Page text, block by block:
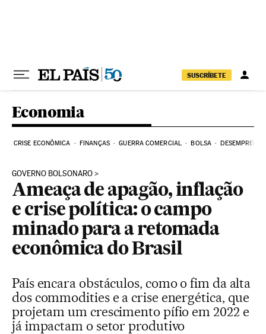
SUSCRÍBETE
Economia
CRISE ECONÔMICA FINANÇAS GUERRA COMERCIAL BOLSA DESEMPREGO
GOVERNO BOLSONARO
Ameaça de apagão, inflação
e crise política: o campo
minado para a retomada
econômica do Brasil
País encara obstáculos, como o fim da alta
dos commodities e a crise energética, que
projetam um crescimento pífio em 2022 e
já impactam o setor produtivo